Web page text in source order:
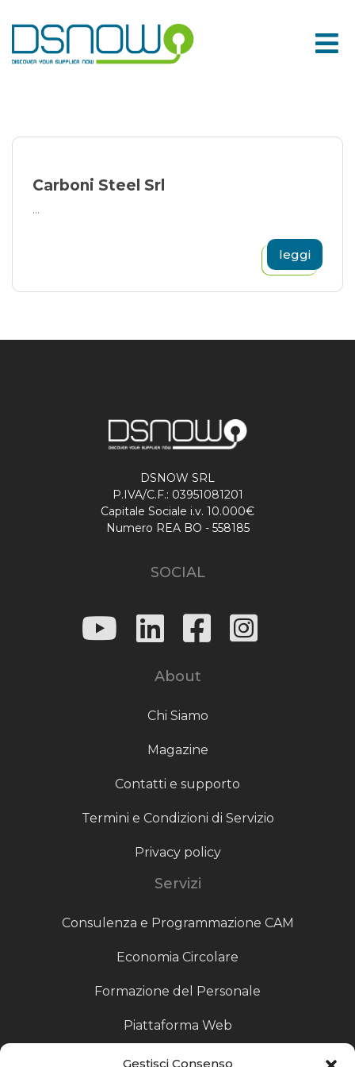
Gestisci Consenso
to
content
Carboni Steel Srl
...
leggi
DSNOW SRL
P.IVA/C.F.: 03951081201
Capitale Sociale i.v. 10.000€
Numero REA BO - 558185
SOCIAL
About
Chi Siamo
Magazine
Contatti e supporto
Termini e Condizioni di Servizio
Privacy policy
Servizi
Consulenza e Programmazione CAM
Economia Circolare
Formazione del Personale
Piattaforma Web
Scouting fornitori